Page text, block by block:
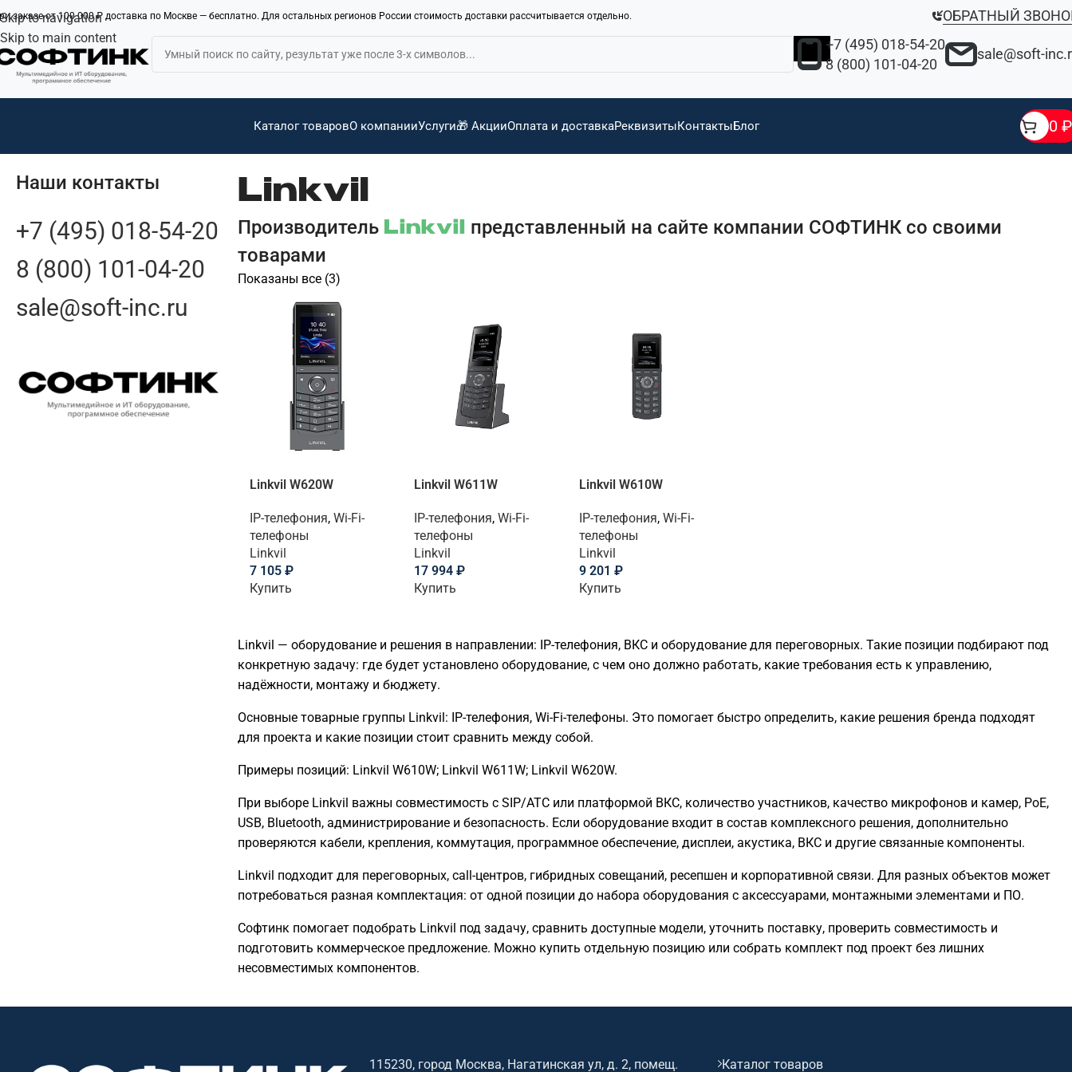
Skip to navigation
Skip to main content
заказе от 100 000 ₽ доставка по Москве — бесплатно. Для остальных регионов России стоимость доставки рассчитывается отдельно.
ОБРАТНЫЙ
+7 (495) 018-54-20
8 (800) 101-04-20
sale@soft-
Каталог товаровО компанииУслуги🎁 АкцииОплата и доставкаРеквизитыКонтактыБлог 0 ₽
Наши контакты
+7 (495) 018-54-20
8 (800) 101-04-20
sale@soft-inc.ru
Linkvil
Производитель Linkvil представленный на сайте компании СОФТИНК со своими
товарами
Показаны все (3)
Linkvil W620W
IP-телефония, Wi-Fi-
телефоны
Linkvil
7 105₽
Купить
Linkvil W611W
IP-телефония, Wi-Fi-
телефоны
Linkvil
17 994₽
Купить
Linkvil W610W
IP-телефония, Wi-Fi-
телефоны
Linkvil
9 201 ₽
Купить
Linkvil — оборудование и решения в направлении: IP-телефония, ВКС и оборудование для переговорных. Такие позиции подбирают под
конкретную задачу: где будет установлено оборудование, с чем оно должно работать, какие требования есть к управлению,
надёжности, монтажу и бюджету.
Основные товарные группы Linkvil: IP-телефония, Wi-Fi-телефоны. Это помогает быстро определить, какие решения бренда подходят
для проекта и какие позиции стоит сравнить между собой.
Примеры позиций: Linkvil W610W; Linkvil W611W; Linkvil W620W.
При выборе Linkvil важны совместимость с SIP/АТС или платформой ВКС, количество участников, качество микрофонов и камер, PoE,
USB, Bluetooth, администрирование и безопасность. Если оборудование входит в состав комплексного решения, дополнительно
проверяются кабели, крепления, коммутация, программное обеспечение, дисплеи, акустика, ВКС и другие связанные компоненты.
Linkvil подходит для переговорных, call-центров, гибридных совещаний, ресепшен и корпоративной связи. Для разных объектов может
потребоваться разная комплектация: от одной позиции до набора оборудования с аксессуарами, монтажными элементами и ПО.
Софтинк помогает подобрать Linkvil под задачу, сравнить доступные модели, уточнить поставку, проверить совместимость и
подготовить коммерческое предложение. Можно купить отдельную позицию или собрать комплект под проект без лишних
несовместимых компонентов.
115230, город Москва, Нагатинская ул, д. 2, помещ. Каталог товаров